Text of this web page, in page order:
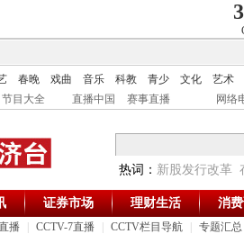
春晚 戏曲 音乐 科教 青少 文化
艺术
节目大全 直播中国 赛事直播 网络
热词： 新股发行改革
播 CCTV-7直播 CCTV栏目导航 专题汇总
证券市场 理财生活 消